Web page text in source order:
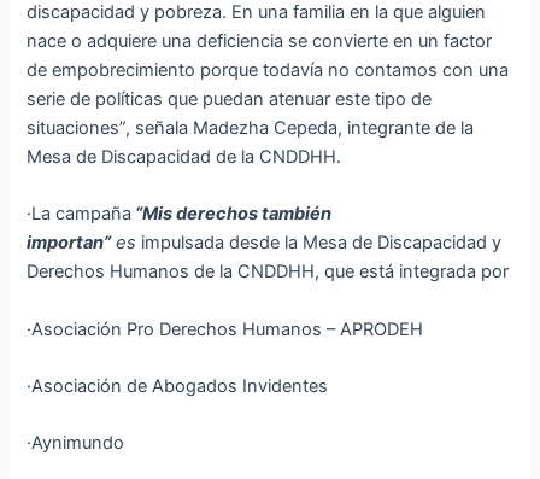
discapacidad y pobreza. En una familia en la que alguien
nace o adquiere una deficiencia se convierte en un factor
de empobrecimiento porque todavía no contamos con una
serie de políticas que puedan atenuar este tipo de
situaciones”, señala Madezha Cepeda, integrante de la
Mesa de Discapacidad de la CNDDHH.
·La campaña “Mis derechos también
importan” es impulsada desde la Mesa de Discapacidad y
Derechos Humanos de la CNDDHH, que está integrada por
·Asociación Pro Derechos Humanos – APRODEH
·Asociación de Abogados Invidentes
·Aynimundo